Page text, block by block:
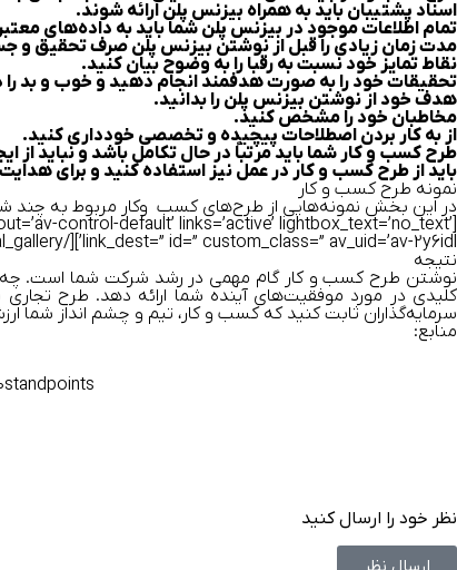
اسناد پشتیبان باید به همراه بیزنس پلن ارائه شوند.
تمام اطلاعات موجود در بیزنس پلن شما باید به داده‌های
مدت زمان زیادی را قبل از نوشتن بیزنس پلن صرف تحقیق و
نقاط تمایز خود نسبت به رقبا را به‌ وضوح بیان کنید.
تحقیقات خود را به صورت هدفمند انجام دهید و خوب و بد
هدف خود از نوشتن بیزنس پلن را بدانید.
مخاطبان خود را مشخص کنید.
از به‌ کار بردن اصطلاحات پیچیده و تخصصی خودداری کنید.
طرح کسب ‌و‌ کار شما باید مرتباً در حال تکامل باشد و نباید از
باید از طرح کسب‌ و ‌کار در عمل نیز استفاده کنید و برای هدایت
نمونه طرح کسب‌ و‌ کار
در این بخش نمونه‌هایی از طرح‌های کسب ‌ و‌کار مربوط به چند
control-default’ links=’active’ lightbox_text=’no_text’
link_dest=” id=” custom_class=” av_uid=’av-2y6idl’][/av_horizontal_gallery]
نتیجه
نوشتن طرح کسب ‌و ‌کار گام مهمی در رشد شرکت شما است. چه
کلیدی در مورد موفقیت‌های آینده شما ارائه دهد. طرح
سرمایه‌گذاران ثابت کنید که کسب ‌و‌ کار، تیم و چشم انداز شما
منابع:
نظر خود را ارسال کنید